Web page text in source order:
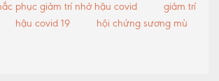
phục giảm trí nhớ hậu covid
giảm trí
hậu covid 19
hội chứng sương mù